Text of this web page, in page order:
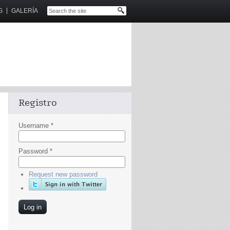
GALERÍA
Registro
Username *
Password *
Request new password